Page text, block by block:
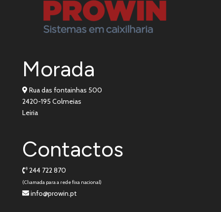
Morada
Rua das fontainhas 500
2420-195 Colmeias
Leiria
Contactos
244 722 870
(Chamada para a rede fixa nacional)
info@prowin.pt